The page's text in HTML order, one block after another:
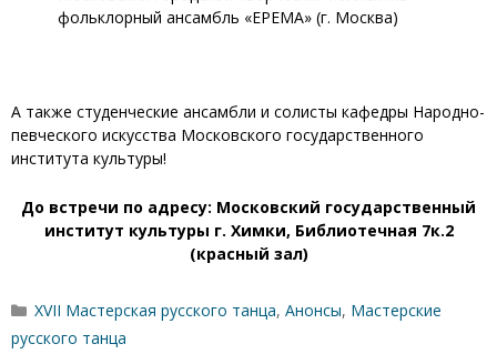
фольклорный ансамбль «ЕРЕМА» (г. Москва)
А также студенческие ансамбли и солисты кафедры Народно-
певческого искусства Московского государственного
института культуры!
До встречи по адресу: Московский государственный
институт культуры г. Химки, Библиотечная 7к.2
(красный зал)
Рубрики
XVII Мастерская русского танца,Анонсы, Мастерские
русского танца